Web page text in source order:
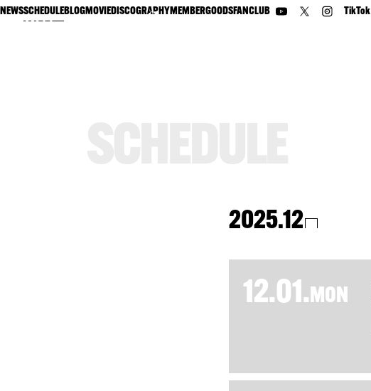
NEWSSCHEDULEBLOGMOVIE DISCOGRAPHYMEMBERGOODS FANCLUB TikTok
2025.12
12.01.MON